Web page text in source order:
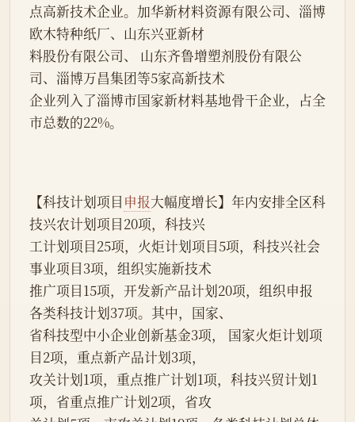
点高新技术企业。加华新材料资源有限公司、淄博
欧木特种纸厂、山东兴亚新材
料股份有限公司、 山东齐鲁增塑剂股份有限公
司、淄博万昌集团等5家高新技术
企业列入了淄博市国家新材料基地骨干企业，占全
市总数的22%。
【科技计划项目 申报大幅度增长】年内安排全区科
技兴农计划项目20项，科技兴
工计划项目25项，火炬计划项目5项，科技兴社会
事业项目3项，组织实施新技术
推广项目15项，开发新产品计划20项，组织申报
各类科技计划37项。其中，国家、
省科技型中小企业创新基金3项， 国家火炬计划项
目2项，重点新产品计划3项，
攻关计划1项，重点推广计划1项，科技兴贸计划1
项，省重点推广计划2项，省攻